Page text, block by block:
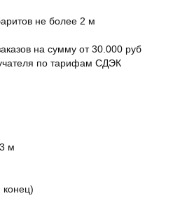
не более 2 м
на сумму от 30.000 руб
по тарифам СДЭК
м
конец)